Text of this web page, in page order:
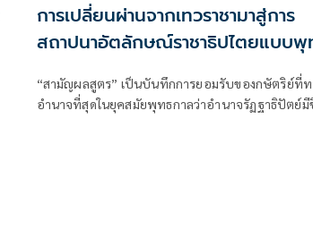
การเปลี่ยนผ่านจากเทวราชามาสู่การ
สถาปนาอัตลักษณ์ราชาธิปไตยแบบพุ
ศาสนาในพระไตรปิฏก : สามัญผลสูตร
ฐานะทฤษฎีขีดจำกัดของอำนาจรัฐเห
แรงงานและทรัพย์สิน
“สามัญผลสูตร” เป็นบันทึกการยอมรับของกษัตริย์ที่ท
อำนาจที่สุดในยุคสมัยพุทธกาลว่าอำนาจรัฏฐาธิปัตย์มี